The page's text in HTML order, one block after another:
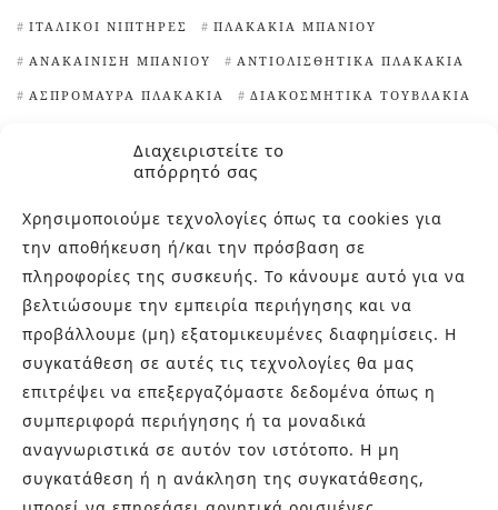
Διαχειριστείτε το
απόρρητό σας
Χρησιμοποιούμε τεχνολογίες όπως τα cookies για
την αποθήκευση ή/και την πρόσβαση σε
πληροφορίες της συσκευής. Το κάνουμε αυτό για να
βελτιώσουμε την εμπειρία περιήγησης και να
προβάλλουμε (μη) εξατομικευμένες διαφημίσεις. Η
συγκατάθεση σε αυτές τις τεχνολογίες θα μας
επιτρέψει να επεξεργαζόμαστε δεδομένα όπως η
συμπεριφορά περιήγησης ή τα μοναδικά
αναγνωριστικά σε αυτόν τον ιστότοπο. Η μη
συγκατάθεση ή η ανάκληση της συγκατάθεσης,
ΙΤΑΛΙΚΟΊ ΝΙΠΤΉΡΕΣ ΠΛΑΚΆΚΙΑ ΜΠΆΝΙΟΥ
ΑΝΑΚΑΊΝΙΣΗ ΜΠΆΝΙΟΥ ΑΝΤΙΟΛΙΣΘΗΤΙΚΆ ΠΛΑΚΆΚΙΑ
ΑΣΠΡΌΜΑΥΡΑ ΠΛΑΚΆΚΙΑ ΔΙΑΚΟΣΜΗΤΙΚΆ ΤΟΥΒΛΆΚΙΑ
ΙΔΈΕΣ ΓΙΑ ΠΛΑΚΆΚΙΑ ΚΟΥΖΊΝΑΣ
ΙΔΙΑΊΤΕΡΑ ΠΛΑΚΆΚΙΑ ΚΟΥΖΊΝΑΣ
ΙΔΙΑΊΤΕΡΕΣ ΨΗΦΊΔΕΣ ΠΙΣΊΝΑΣ
ΚΑΘΑΡΙΣΤΙΚΌ ΑΛΆΤΩΝ ΜΑΡΟΚΙΝΆ ΠΛΑΚΆΚΙΑ
ΜΠΑΝΙΈΡΕΣ ΕΛΕΎΘΕΡΗΣ ΤΟΠΟΘΈΤΗΣΗΣ ΝΙΠΤΉΡΕΣ
ΝΙΠΤΉΡΕΣ ΜΠΆΝΙΟΥ ΠΙΣΊΝΕΣ
ΠΛΑΚΆΚΙΑ TERRAZZO ΠΛΑΚΆΚΙΑ ΑΠΟΜΊΜΗΣΗ ΞΎΛΟΥ
ΠΛΑΚΆΚΙΑ ΓΙΑ ΕΠΈΝΔΥΣΗ ΤΟΊΧΩΝ
ΠΛΑΚΆΚΙΑ ΕΞΩΤΕΡΙΚΟΎ ΧΏΡΟΥ ΠΛΑΚΆΚΙΑ ΚΟΥΖΊΝΑΣ